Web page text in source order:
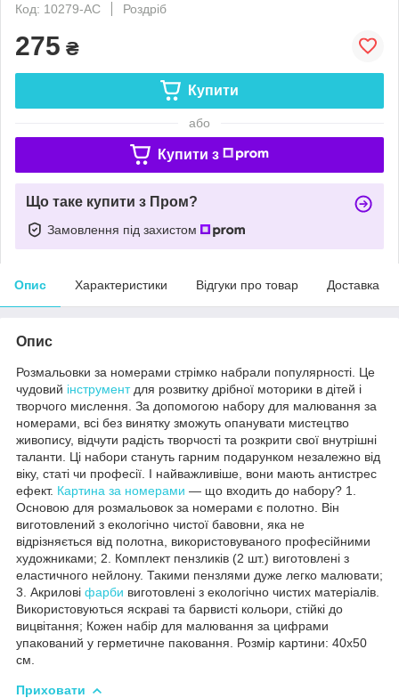
Код: 10279-AC
Роздріб
275 ₴
Купити
або
Купити з
Що таке купити з Пром?
Замовлення під захистом
Опис Характеристики Відгуки про товар Доставка
Опис
Розмальовки за номерами стрімко набрали популярності. Це
чудовий інструментдля розвитку дрібної моторики в дітей і
творчого мислення. За допомогою набору для малювання за
номерами, всі без винятку зможуть опанувати мистецтво
живопису, відчути радість творчості та розкрити свої внутрішні
таланти. Ці набори стануть гарним подарунком незалежно від
віку, статі чи професії. І найважливіше, вони мають антистрес
ефект. Картина за номерами — що входить до набору? 1.
Основою для розмальовок за номерами є полотно. Він
виготовлений з екологічно чистої бавовни, яка не
відрізняється від полотна, використовуваного професійними
художниками; 2. Комплект пензликів (2 шт.) виготовлені з
еластичного нейлону. Такими пензлями дуже легко малювати;
3. Акрилові фарби виготовлені з екологічно чистих матеріалів.
Використовуються яскраві та барвисті кольори, стійкі до
вицвітання; Кожен набір для малювання за цифрами
упакований у герметичне паковання. Розмір картини: 40х50
см.
Приховати